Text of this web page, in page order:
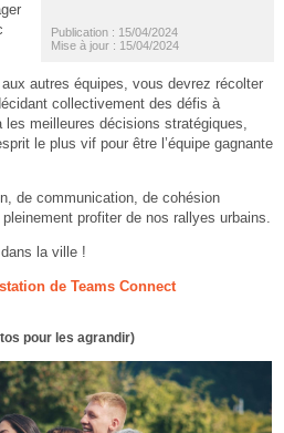
Publication : 15/04/2024
Mise à jour : 15/04/2024
autres équipes, vous devrez récolter
collectivement des défis à
les meilleures décisions stratégiques,
le plus vif pour être l’équipe gagnante
de communication, de cohésion
profiter de nos rallyes urbains.
la ville !
de Teams Connect
pour les agrandir)